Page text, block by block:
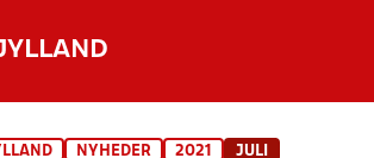
NYHEDER 2021 JULI